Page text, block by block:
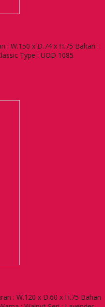
: W.150 x D.74 x H.75 Bahan :
Type : UOD 1085
: W.120 x D.60 x H.75 Bahan